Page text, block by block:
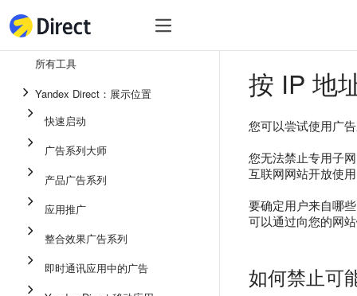
整合效果广告系列
产品广告系列
所有工具
Yandex Direct：展示位置
快速启动
广告系列大师
产品广告系列
应用推广
整合效果广告系列
即时通讯应用中的广告
按 IP 地
您可以尝试使用广
您无法禁止专用子
互联网网站开放使
要确定用户来自哪
可以通过向您的网
如何禁止可